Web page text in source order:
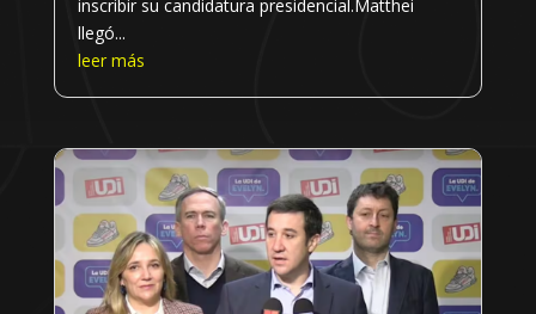
inscribir su candidatura presidencial.Matthei
llegó...
leer más